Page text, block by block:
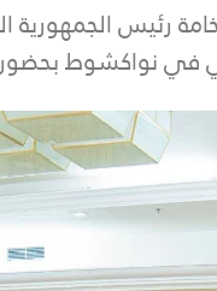
رئيس
في نواكشوط